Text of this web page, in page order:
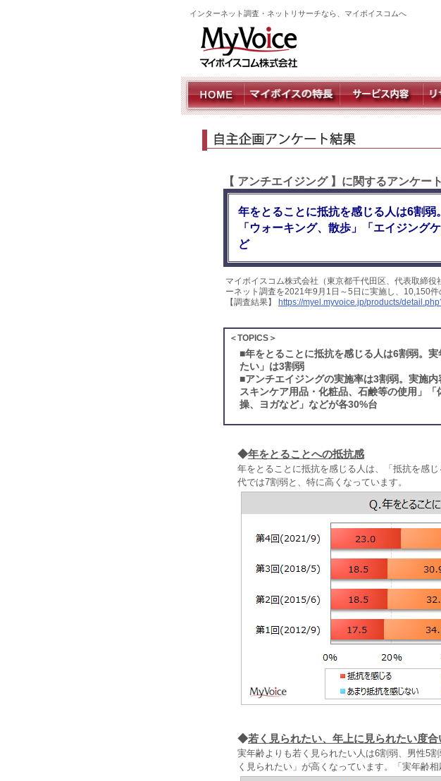
インターネット調査・ネットリサーチなら、マイボイスコムへ
【 アンチエイジング 】に関するアンケー
年をとることに抵抗を感じる人は6割
「ウォーキング、散歩」「エイジング
ど
マイボイスコム株式会社（東京都千代田区、代表取締
ーネット調査を2021年9月1日～5日に実施し、10,150
【調査結果】
https://myel.myvoice.jp/products/
＜TOPICS＞
■年をとることに抵抗を感じる人は6割弱。
たい」は3割弱
■アンチエイジングの実施率は3割弱。実施
スキンケア用品・化粧品、石鹸等の使用」
操、ヨガなど」などが各30%台
◆年をとることへの抵抗感
年をとることに抵抗を感じる人は、「抵抗を感
代では7割弱と、特に高くなっています。
◆若く見られたい、年上に見られたい度合
実年齢よりも若く見られたい人は6割弱、男性5
く見られたい」が高くなっています。「実年齢